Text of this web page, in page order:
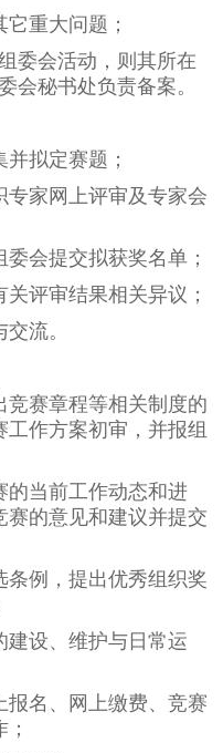
它重大问题；
委会活动，则其所在
会秘书处负责备案。
并拟定赛题；
专家网上评审及专家会
委会提交拟获奖名单；
关评审结果相关异议；
流。
竞赛章程等相关制度的
作方案初审，并报组
的当前工作动态和进
赛的意见和建议并提交
条例，提出优秀组织奖
建设、维护与日常运
报名、网上缴费、竞赛